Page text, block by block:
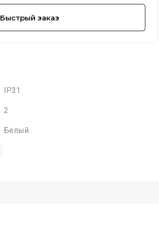
Быстрый заказ
IP31
2
Белый